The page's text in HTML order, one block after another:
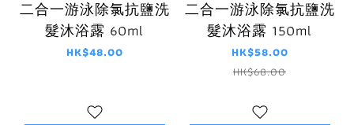
二合一游泳除氯抗鹽洗
髮沐浴露 60ml
HK$48.00
二合一游泳除氯抗鹽洗
髮沐浴露 150ml
HK$58.00
HK$68.00